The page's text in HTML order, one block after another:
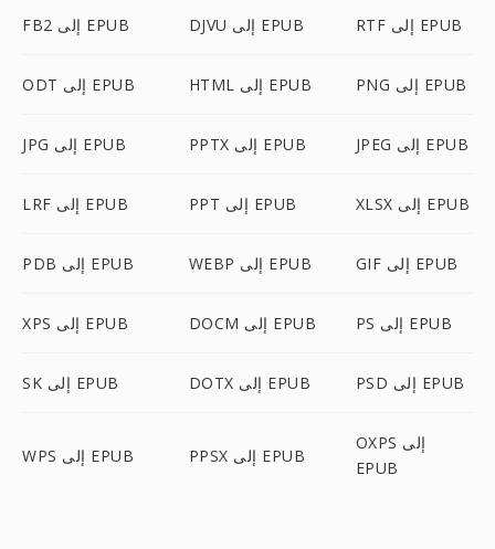
FB2 إلى EPUB DJVU إلى EPUB RTF إلى EPUB
ODT إلى EPUB HTML إلى EPUB PNG إلى EPUB
JPG إلى EPUB PPTX إلى EPUB JPEG إلى EPUB
LRF إلى EPUB PPT إلى EPUB XLSX إلى EPUB
PDB إلى EPUB WEBP إلى EPUB GIF إلى EPUB
XPS إلى EPUB DOCM إلى EPUB PS إلى EPUB
SK إلى EPUB DOTX إلى EPUB PSD إلى EPUB
WPS إلى EPUB PPSX إلى EPUB
OXPS إلى
EPUB